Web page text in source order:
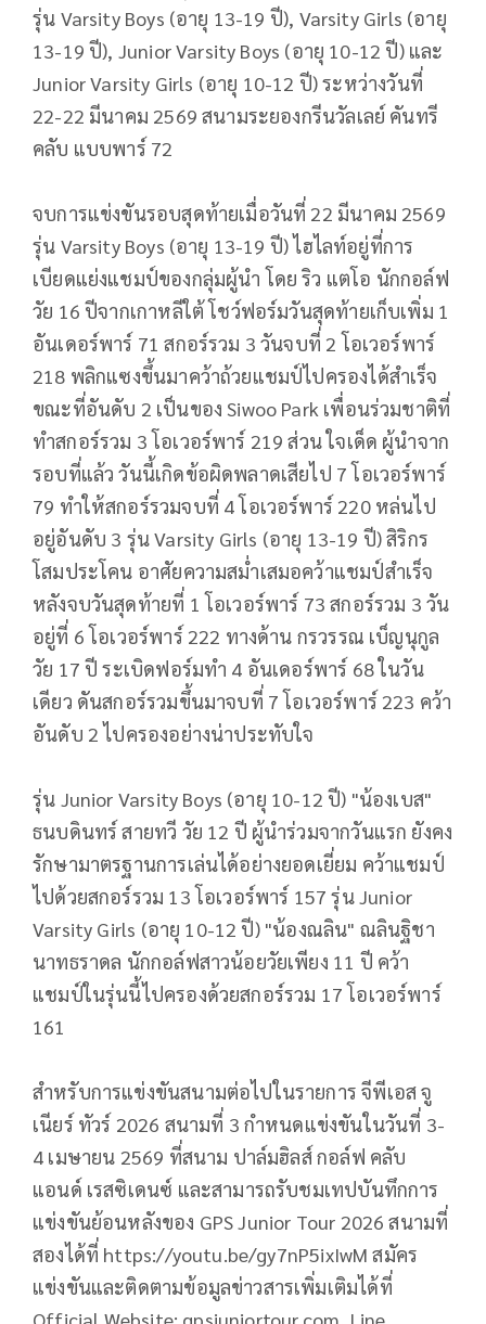
รุ่น Varsity Boys (อายุ 13-19 ปี), Varsity Girls (อายุ
13-19 ปี), Junior Varsity Boys (อายุ 10-12 ปี) และ
Junior Varsity Girls (อายุ 10-12 ปี) ระหว่างวันที่
22-22 มีนาคม 2569 สนามระยองกรีนวัลเลย์ คันทรี
คลับ แบบพาร์ 72
จบการแข่งขันรอบสุดท้ายเมื่อวันที่ 22 มีนาคม 2569
รุ่น Varsity Boys (อายุ 13-19 ปี) ไฮไลท์อยู่ที่การ
เบียดแย่งแชมป์ของกลุ่มผู้นำ โดย ริว แตโอ นักกอล์ฟ
วัย 16 ปีจากเกาหลีใต้ โชว์ฟอร์มวันสุดท้ายเก็บเพิ่ม 1
อันเดอร์พาร์ 71 สกอร์รวม 3 วันจบที่ 2 โอเวอร์พาร์
218 พลิกแซงขึ้นมาคว้าถ้วยแชมป์ไปครองได้สำเร็จ
ขณะที่อันดับ 2 เป็นของ Siwoo Park เพื่อนร่วมชาติที่
ทำสกอร์รวม 3 โอเวอร์พาร์ 219 ส่วน ใจเด็ด ผู้นำจาก
รอบที่แล้ว วันนี้เกิดข้อผิดพลาดเสียไป 7 โอเวอร์พาร์
79 ทำให้สกอร์รวมจบที่ 4 โอเวอร์พาร์ 220 หล่นไป
อยู่อันดับ 3 รุ่น Varsity Girls (อายุ 13-19 ปี) สิริกร
โสมประโคน อาศัยความสม่ำเสมอคว้าแชมป์สำเร็จ
หลังจบวันสุดท้ายที่ 1 โอเวอร์พาร์ 73 สกอร์รวม 3 วัน
อยู่ที่ 6 โอเวอร์พาร์ 222 ทางด้าน กรวรรณ เบ็ญนุกูล
วัย 17 ปี ระเบิดฟอร์มทำ 4 อันเดอร์พาร์ 68 ในวัน
เดียว ดันสกอร์รวมขึ้นมาจบที่ 7 โอเวอร์พาร์ 223 คว้า
อันดับ 2 ไปครองอย่างน่าประทับใจ
รุ่น Junior Varsity Boys (อายุ 10-12 ปี) "น้องเบส"
ธนบดินทร์ สายทวี วัย 12 ปี ผู้นำร่วมจากวันแรก ยังคง
รักษามาตรฐานการเล่นได้อย่างยอดเยี่ยม คว้าแชมป์
ไปด้วยสกอร์รวม 13 โอเวอร์พาร์ 157 รุ่น Junior
Varsity Girls (อายุ 10-12 ปี) "น้องณลิน" ณลินฐิชา
นาทธราดล นักกอล์ฟสาวน้อยวัยเพียง 11 ปี คว้า
แชมป์ในรุ่นนี้ไปครองด้วยสกอร์รวม 17 โอเวอร์พาร์
161
สำหรับการแข่งขันสนามต่อไปในรายการ จีพีเอส จู
เนียร์ ทัวร์ 2026 สนามที่ 3 กำหนดแข่งขันในวันที่ 3-
4 เมษายน 2569 ที่สนาม ปาล์มฮิลส์ กอล์ฟ คลับ
แอนด์ เรสซิเดนซ์ และสามารถรับชมเทปบันทึกการ
แข่งขันย้อนหลังของ GPS Junior Tour 2026 สนามที่
สองได้ที่ https://youtu.be/gy7nP5ixIwM สมัคร
แข่งขันและติดตามข้อมูลข่าวสารเพิ่มเติมได้ที่